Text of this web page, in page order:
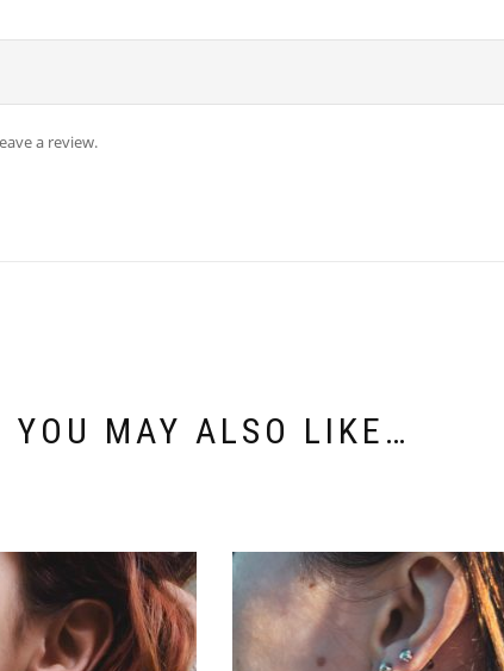
a review.
YOU MAY ALSO LIKE…